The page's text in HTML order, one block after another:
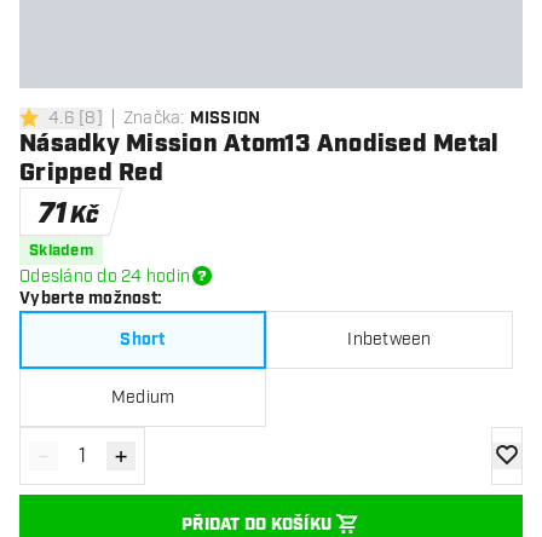
4.6 hodnoticí hvězdičky
4.6 [8] Značka: MISSION
Násadky Mission Atom13 Anodised Metal
Gripped Red
71Kč
Skladem
Odesláno do 24 hodin
Vyberte možnost:
Short
Inbetween
Medium
Snížit množství
- Zvýšit množství
+
PŘIDAT DO KOŠÍKU